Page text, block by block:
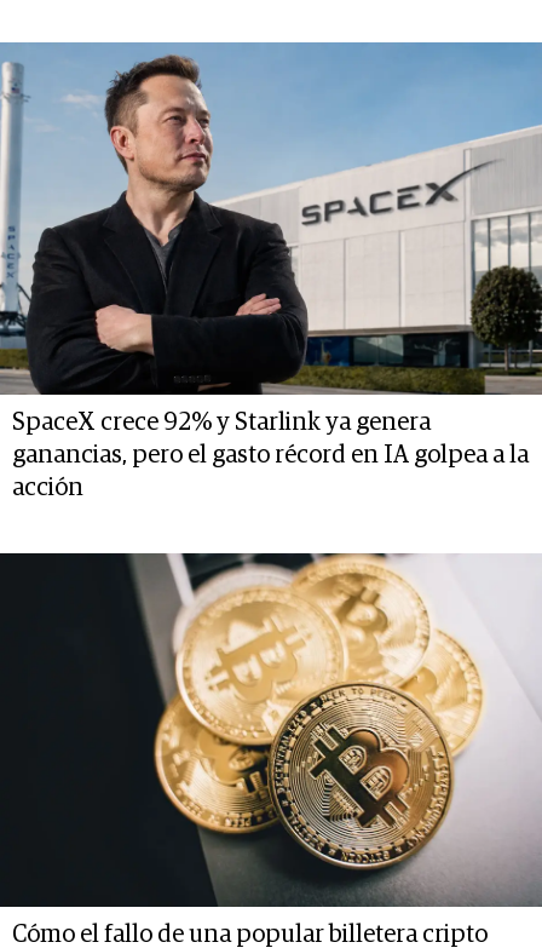
SpaceX crece 92% y Starlink ya genera
ganancias, pero el gasto récord en IA golpea a la
acción
Cómo el fallo de una popular billetera cripto